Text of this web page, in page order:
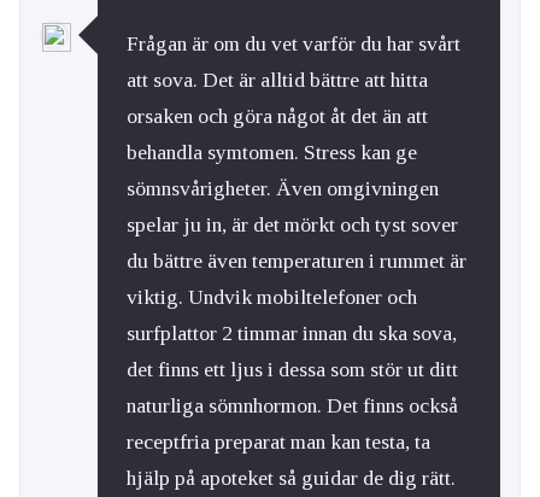
Frågan är om du vet varför du har svårt
att sova. Det är alltid bättre att hitta
orsaken och göra något åt det än att
behandla symtomen. Stress kan ge
sömnsvårigheter. Även omgivningen
spelar ju in, är det mörkt och tyst sover
du bättre även temperaturen i rummet är
viktig. Undvik mobiltelefoner och
surfplattor 2 timmar innan du ska sova,
det finns ett ljus i dessa som stör ut ditt
naturliga sömnhormon. Det finns också
receptfria preparat man kan testa, ta
hjälp på apoteket så guidar de dig rätt.